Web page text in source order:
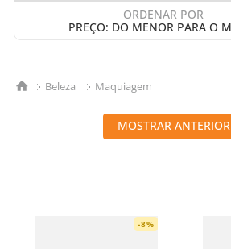
ORDENAR POR
PREÇO: DO MENOR PARA O
Beleza Maquiagem
MOSTRAR
-8%
capa colchão
7
travesseiro
desodorante